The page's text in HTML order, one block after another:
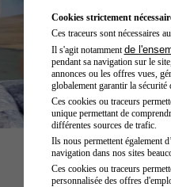
Cookies strictement
Ces traceurs sont nécessaires
Il s'agit notamment de
pendant sa navigation sur le
annonces ou les offres vues,
globalement garantir la sécurité
Ces cookies ou traceurs
unique permettant de
différentes sources de trafic.
Ils nous permettent également
navigation dans nos sites
Ces cookies ou traceurs
personnalisée des offres